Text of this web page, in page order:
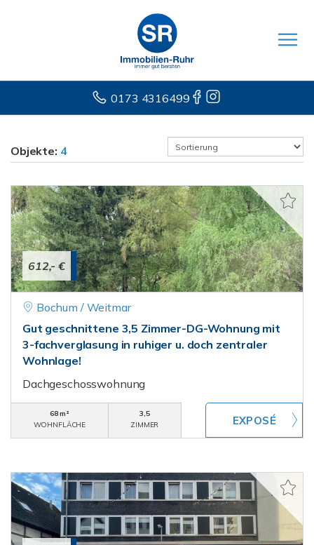
0173 4316499
Objekte: 4
612,- €
Bochum / Weitmar
Gut geschnittene 3,5 Zimmer-DG-Wohnung mit
3-fachverglasung in ruhiger u. doch zentraler
Wohnlage!
Dachgeschosswohnung
68 m²
WOHNFLÄCHE
3,5
ZIMMER